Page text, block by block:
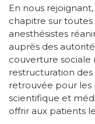
En nous rejoignant,
chapitre sur
anesthésistes
auprès des
couverture sociale
restructuration des
retrouvée pour les
scientifique et
offrir aux patients